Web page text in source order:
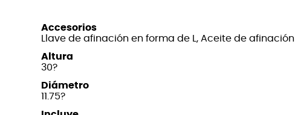
Accesorios
Llave de afinación en forma de L, Aceite de afinación
Altura
30?
Diámetro
11.75?